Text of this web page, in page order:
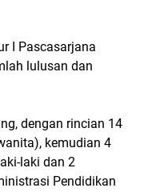
I Pascasarjana
lulusan dan
dengan rincian 14
kemudian 4
laki dan 2
Pendidikan